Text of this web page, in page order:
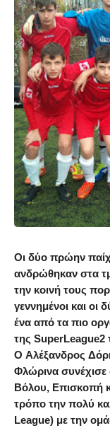
Οι δύο πρώην
ανδρώθηκαν στα
την κοινή τους
γεννημένοι και οι
ένα από τα πιο
της SuperLeague2
O Αλέξανδρος
Φλώρινα
Βόλου, Επισκοπή
τρόπο την πολύ
League) με την